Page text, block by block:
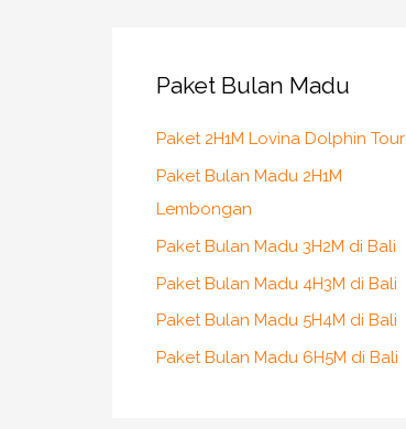
h
o
r
:
Paket Bulan Madu
Paket 2H1M Lovina Dolphin Tour
Paket Bulan Madu 2H1M
Lembongan
Paket Bulan Madu 3H2M di Bali
Paket Bulan Madu 4H3M di Bali
Paket Bulan Madu 5H4M di Bali
Paket Bulan Madu 6H5M di Bali